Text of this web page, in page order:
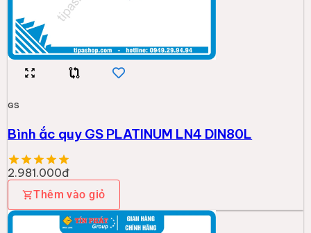
GS
Bình ắc quy GS PLATINUM LN4 DIN80L
2.981.000đ
Thêm vào giỏ